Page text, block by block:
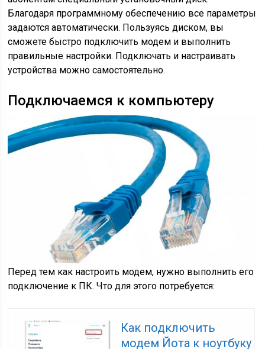
Благодаря программному обеспечению все параметры
задаются автоматически. Пользуясь диском, вы
сможете быстро подключить модем и выполнить
правильные настройки. Подключать и настраивать
устройства можно самостоятельно.
Подключаемся к компьютеру
Перед тем как настроить модем, нужно выполнить его
подключение к ПК. Что для этого потребуется:
Как подключить
модем Йота к ноутбуку